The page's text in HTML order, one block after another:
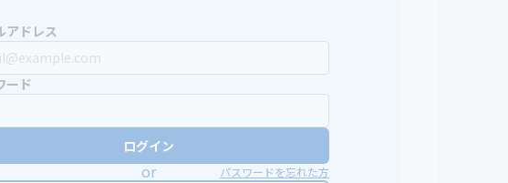
アドレス
ード
ログイン
or パスワードを忘れた方